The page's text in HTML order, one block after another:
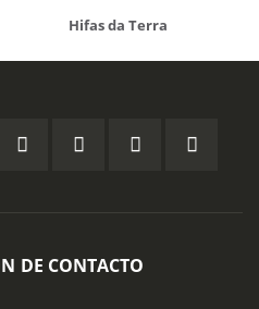
Hifas da Terra
DE CONTACTO